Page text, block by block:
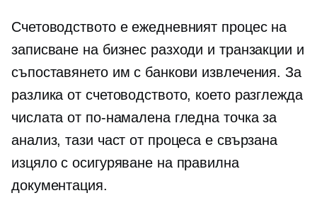
Счетоводството е ежедневният процес на
записване на бизнес разходи и транзакции и
съпоставянето им с банкови извлечения. За
разлика от счетоводството, което разглежда
числата от по-намалена гледна точка за
анализ, тази част от процеса е свързана
изцяло с осигуряване на правилна
документация.